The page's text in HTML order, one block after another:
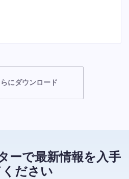
にダウンロード
ーで最新情報を入手
ください